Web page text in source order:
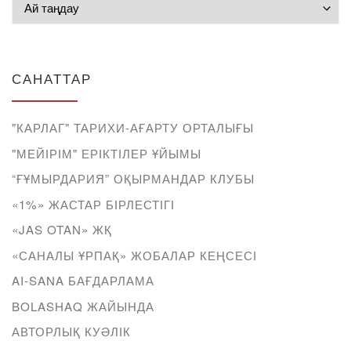
САНАТТАР
"КАРЛАГ" ТАРИХИ-АҒАРТУ ОРТАЛЫҒЫ
"МЕЙІРІМ" ЕРІКТІЛЕР ҰЙЫМЫ
“ҒҰМЫРДАРИЯ” ОҚЫРМАНДАР КЛУБЫ
«1%» ЖАСТАР БІРЛЕСТІГІ
«JAS OTAN» ЖҚ
«САНАЛЫ ҰРПАҚ» ЖОБАЛАР КЕҢСЕСІ
AI-SANA БАҒДАРЛАМА
BOLASHAQ ЖАЙЫНДА
АВТОРЛЫҚ КУӘЛІК